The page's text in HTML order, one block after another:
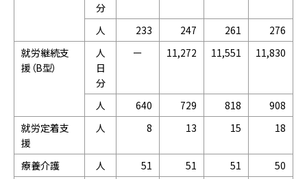
分
人 233 247 261
276
就労継続支
援（B型）
人
日
分
ー 11,272 11,551 11,830
人 640 729 818
908
就労定着支
援
人 8 13 15 18
療養介護 人 51 51 51
50